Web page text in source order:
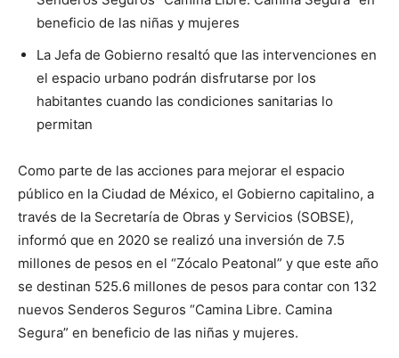
beneficio de las niñas y mujeres
La Jefa de Gobierno resaltó que las intervenciones en
el espacio urbano podrán disfrutarse por los
habitantes cuando las condiciones sanitarias lo
permitan
Como parte de las acciones para mejorar el espacio
público en la Ciudad de México, el Gobierno capitalino, a
través de la Secretaría de Obras y Servicios (SOBSE),
informó que en 2020 se realizó una inversión de 7.5
millones de pesos en el “Zócalo Peatonal” y que este año
se destinan 525.6 millones de pesos para contar con 132
nuevos Senderos Seguros “Camina Libre. Camina
Segura” en beneficio de las niñas y mujeres.